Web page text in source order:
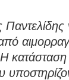
κατάσταση